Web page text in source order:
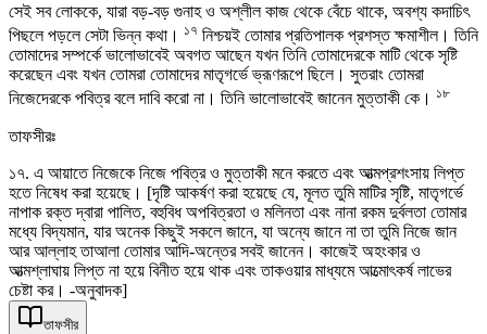
সেই সব লোককে, যারা বড়-বড় গুনাহ ও অশ্লীল কাজ থেকে বেঁচে থাকে, অবশ্য কদাচিৎ
পিছলে পড়লে সেটা ভিন্ন কথা। ১৭ নিশ্চয়ই তোমার প্রতিপালক প্রশস্ত ক্ষমাশীল। তিনি
তোমাদের সম্পর্কে ভালোভাবেই অবগত আছেন যখন তিনি তোমাদেরকে মাটি থেকে সৃষ্টি
করেছেন এবং যখন তোমরা তোমাদের মাতৃগর্ভে ভ্রূণরূপে ছিলে। সুতরাং তোমরা
নিজেদেরকে পবিত্র বলে দাবি করো না। তিনি ভালোভাবেই জানেন মুত্তাকী কে। ১৮
তাফসীরঃ
১৭. এ আয়াতে নিজেকে নিজে পবিত্র ও মুত্তাকী মনে করতে এবং আত্মপ্রশংসায় লিপ্ত
হতে নিষেধ করা হয়েছে। [দৃষ্টি আকর্ষণ করা হয়েছে যে, মূলত তুমি মাটির সৃষ্টি, মাতৃগর্ভে
নাপাক রক্ত দ্বারা পালিত, বহুবিধ অপবিত্রতা ও মলিনতা এবং নানা রকম দুর্বলতা তোমার
মধ্যে বিদ্যমান, যার অনেক কিছুই সকলে জানে, যা অন্যে জানে না তা তুমি নিজে জান
আর আল্লাহ তাআলা তোমার আদি-অন্তের সবই জানেন। কাজেই অহংকার ও
আত্মশ্লাঘায় লিপ্ত না হয়ে বিনীত হয়ে থাক এবং তাকওয়ার মাধ্যমে আত্মোৎকর্ষ লাভের
চেষ্টা কর। -অনুবাদক]
তাফসীর